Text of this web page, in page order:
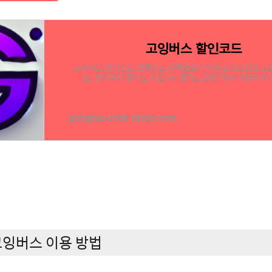
고잉버스 할인코드
고잉버스 할인코드,넷플릭스,유튜브프리미엄,오피스365,스
브, 쳇지피티 플러스,디즈니+ 플러스 관련 해서 저렴하게
goingbus-code.tistory.com
버스 이용 방법